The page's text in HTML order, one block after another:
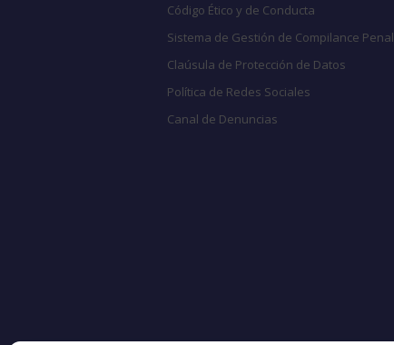
Código Ético y de Conducta
Sistema de Gestión de Compilance Penal
Claúsula de Protección de Datos
Política de Redes Sociales
Canal de Denuncias